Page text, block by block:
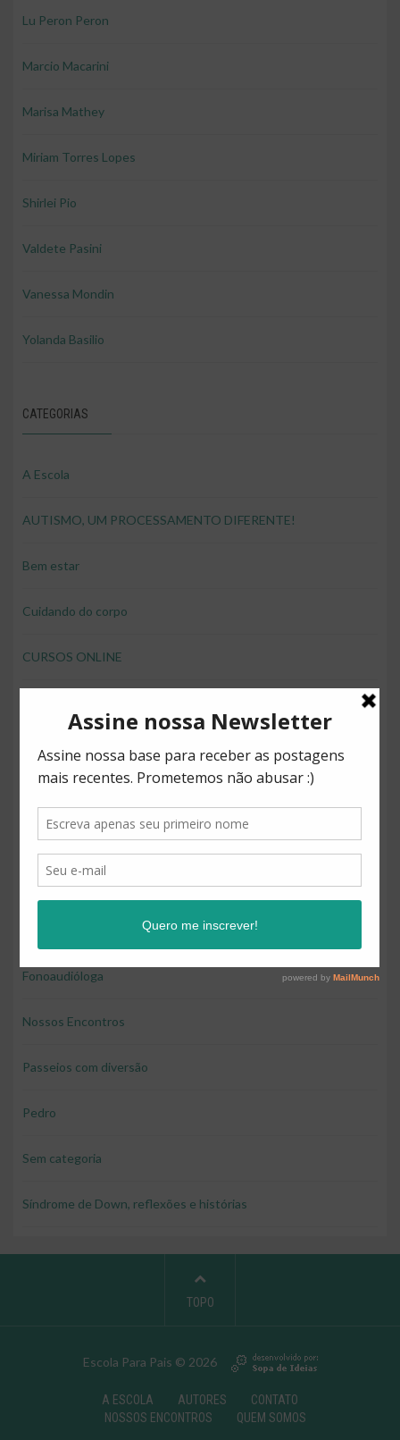
Lu Peron Peron
Marcio Macarini
Marisa Mathey
Miriam Torres Lopes
Shirlei Pio
Valdete Pasini
Vanessa Mondin
Yolanda Basilio
CATEGORIAS
A Escola
AUTISMO, UM PROCESSAMENTO DIFERENTE!
Bem estar
Cuidando do corpo
CURSOS ONLINE
Direitos
Educação
Educação e diversão
Educação financeira para crianças
Fonoaudióloga
Nossos Encontros
Passeios com diversão
Pedro
Sem categoria
Síndrome de Down, reflexões e histórias
Escola Para Pais © 2026
A ESCOLA AUTORES
CONTATO
NOSSOS ENCONTROS
QUEM SOMOS
TOPO